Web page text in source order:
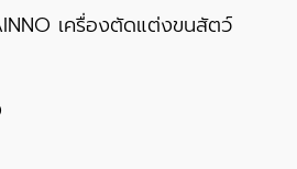
เครื่องตัดแต่งขนสัตว์